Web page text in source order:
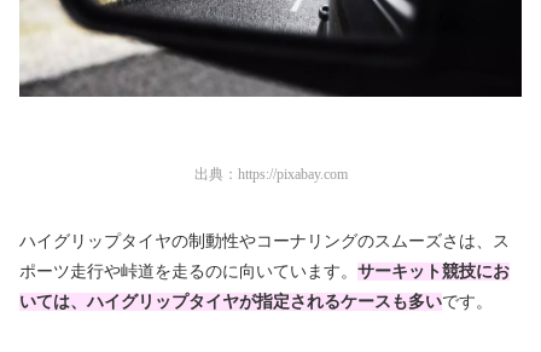
出典： https://pixabay.com
ハイグリップタイヤの制動性やコーナリングのスムーズさは、ス
ポーツ走行や峠道を走るのに向いています。 サーキット競技にお
いては、ハイグリップタイヤが指定されるケースも多いです。